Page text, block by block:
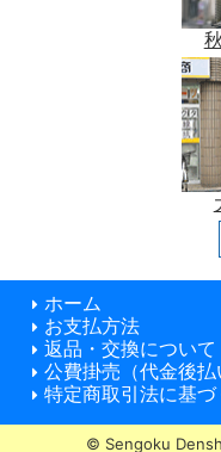
ホーム
お支払方法
返品・交換について
公費掛売（代金後払
特定商取引法に基
© Sengoku